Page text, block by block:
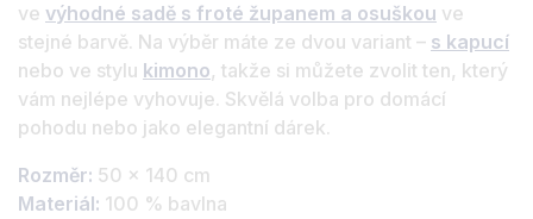
ve výhodné sadě s froté županem a osuškou ve
stejné barvě. Na výběr máte ze dvou variant – s kapucí
nebo ve stylu kimono, takže si můžete zvolit ten, který
vám nejlépe vyhovuje. Skvělá volba pro domácí
pohodu nebo jako elegantní dárek.
Rozměr: 50 x 140 cm
Materiál: 100 % bavlna